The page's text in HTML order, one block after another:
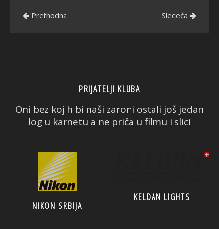
Prethodna Sledeća
PRIJATELJI KLUBA
Oni bez kojih bi naši zaroni ostali još jedan
log u karnetu a ne priča u filmu i slici
NIKON SRBIJA
KELDAN LIGHTS